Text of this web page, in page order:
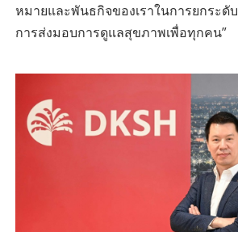
หมายและพันธกิจของเราในการยกระ
การส่งมอบการดูแลสุขภาพเพื่อทุกคน”